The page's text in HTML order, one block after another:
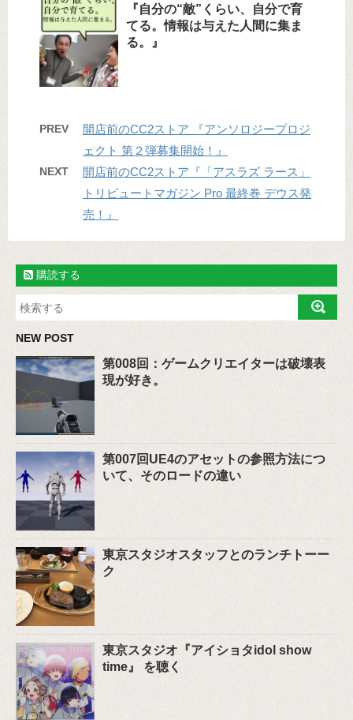
『自分の“敵”くらい、自分で育
てる。情報は与えた人間に集ま
る。』
PREV
開店前のCC2ストア 『アンソロジープロジ
ェクト 第２弾募集開始！』
NEXT
開店前のCC2ストア『「アスラズ ラース」
トリビュートマガジン Pro 最終巻 デウス発
売！』
購読する
NEW POST
第008回：ゲームクリエイターは破壊表
現が好き。
第007回UE4のアセットの参照方法につ
いて、そのロードの違い
東京スタジオスタッフとのランチトーー
ク
東京スタジオ『アイショタidol show
time』 を聴く